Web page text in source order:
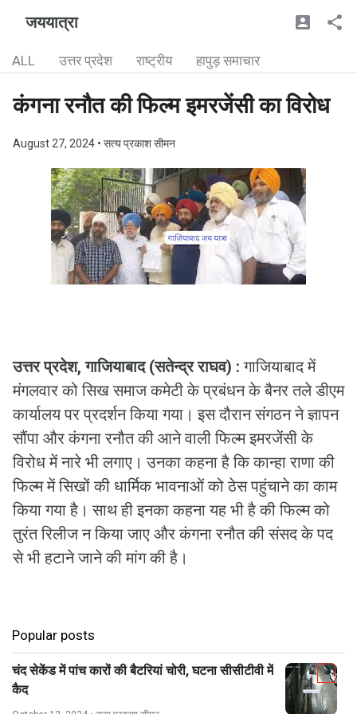
जययात्रा
ALL उत्तर प्रदेश राष्ट्रीय हापुड़ समाचार
कंगना रनौत की फिल्म इमरजेंसी का विरोध
August 27, 2024 • सत्य प्रकाश सीमन
उत्तर प्रदेश, गाजियाबाद (सतेन्द्र राघव) :गाजियाबाद में
मंगलवार को सिख समाज कमेटी के प्रबंधन के बैनर तले डीएम
कार्यालय पर प्रदर्शन किया गया। इस दौरान संगठन ने ज्ञापन
सौंपा और कंगना रनौत की आने वाली फिल्म इमरजेंसी के
विरोध में नारे भी लगाए। उनका कहना है कि कान्हा राणा की
फिल्म में सिखों की धार्मिक भावनाओं को ठेस पहुंचाने का काम
किया गया है। साथ ही इनका कहना यह भी है की फिल्म को
तुरंत रिलीज न किया जाए और कंगना रनौत की संसद के पद
से भी हटाने जाने की मांग की है।
Popular posts
चंद सेकेंड में पांच कारों की बैटरियां चोरी, घटना सीसीटीवी में
कैद